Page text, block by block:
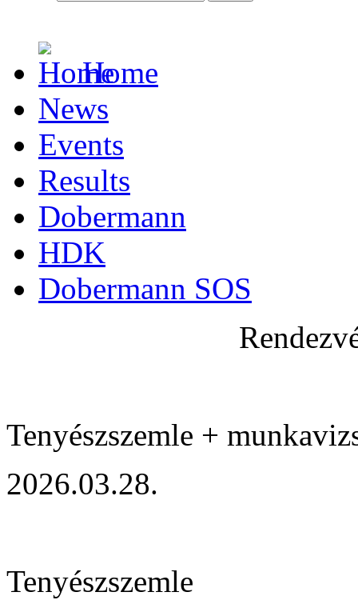
Home
News
Events
Results
Dobermann
HDK
Dobermann SOS
Tenyészszemle +
2026.03.28.
Tenyészszemle